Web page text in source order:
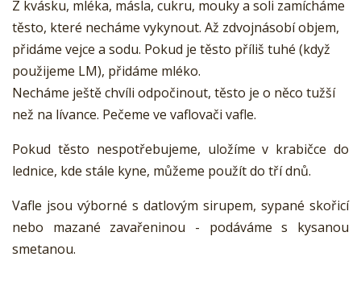
Z kvásku, mléka, másla, cukru, mouky a soli zamícháme
těsto, které necháme vykynout. Až zdvojnásobí objem,
přidáme vejce a sodu. Pokud je těsto příliš tuhé (když
použijeme LM), přidáme mléko.
Necháme ještě chvíli odpočinout, těsto je o něco tužší
než na lívance. Pečeme ve vaflovači vafle.
Pokud těsto nespotřebujeme, uložíme v krabičce do
lednice, kde stále kyne, můžeme použít do tří dnů.
Vafle jsou výborné s datlovým sirupem, sypané skořicí
nebo mazané zavařeninou - podáváme s kysanou
smetanou.